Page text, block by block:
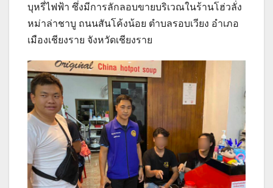
บุหรี่ไฟฟ้า ซึ่งมีการลักลอบขายบริเวณในร้านโฮ่วลั่ง
หม่าล่าชาบู ถนนสันโค้งน้อย ตำบลรอบเวียง อำเภอ
เมืองเชียงราย จังหวัดเชียงราย